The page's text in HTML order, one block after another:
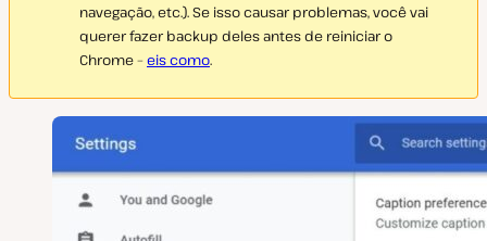
navegação, etc.). Se isso causar problemas, você vai
querer fazer backup deles antes de reiniciar o
Chrome – eis como.